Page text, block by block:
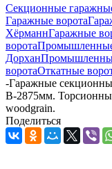
Секционные
Гаражные ворота
ХёрманнГаражные
ворота
Дорхан
воротаОткатные
-Гаражные
В-2875мм.
woodgrain.
Поделиться